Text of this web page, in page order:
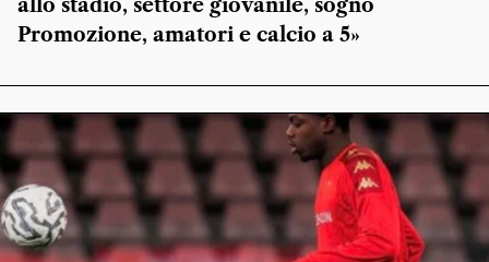
allo stadio, settore giovanile, sogno
Promozione, amatori e calcio a 5»